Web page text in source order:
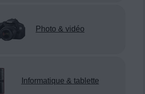
Photo & vidéo
Informatique & tablette